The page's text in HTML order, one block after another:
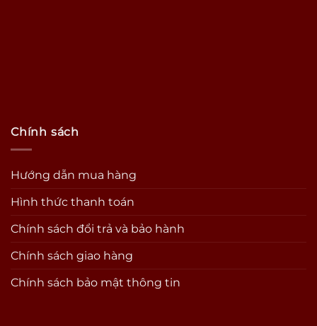
Chính sách
Hướng dẫn mua hàng
Hình thức thanh toán
Chính sách đổi trả và bảo hành
Chính sách giao hàng
Chính sách bảo mật thông tin